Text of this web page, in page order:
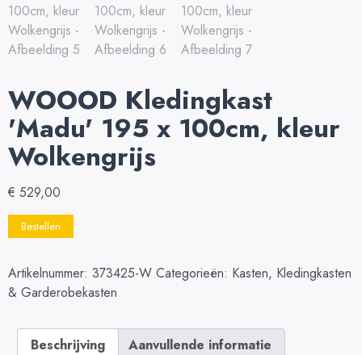
WOOOD Kledingkast
'Madu' 195 x 100cm, kleur
Wolkengrijs
€ 529,00
Bestellen
Artikelnummer: 373425-W Categorieën: Kasten, Kledingkasten
& Garderobekasten
Beschrijving Aanvullende informatie